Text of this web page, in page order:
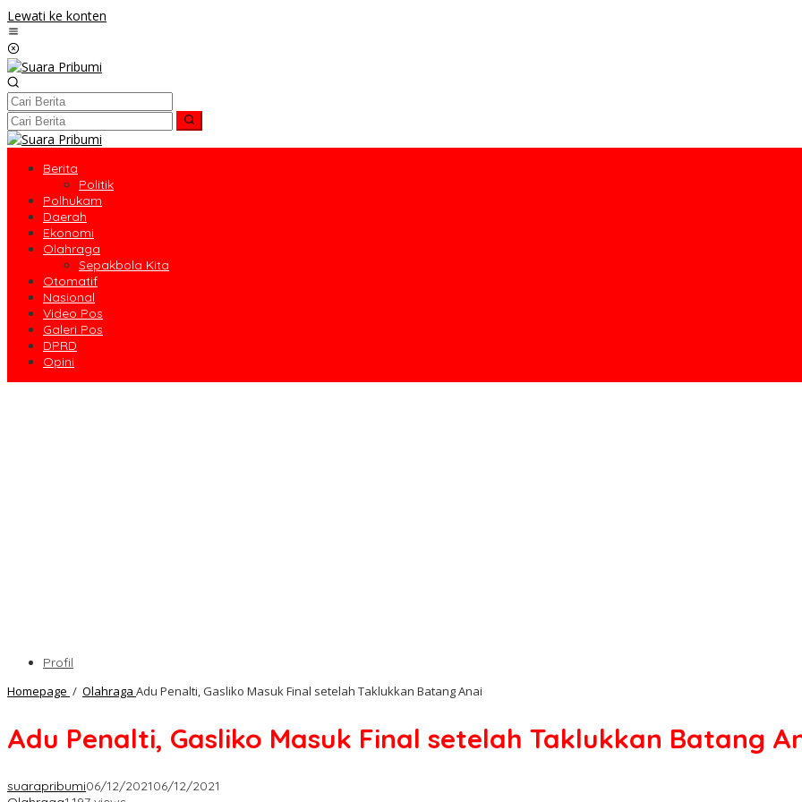
Lewati ke konten
Berita
Politik
Polhukam
Daerah
Ekonomi
Olahraga
Sepakbola Kita
Otomatif
Nasional
Video Pos
Galeri Pos
DPRD
Opini
Profil
Homepage / Olahraga Adu Penalti, Gasliko Masuk Final setelah Taklukkan Batang Anai
Adu Penalti, Gasliko Masuk Final setelah Taklukkan Batang
suarapribumi06/12/202106/12/2021